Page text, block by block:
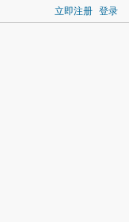
立即注册 登录